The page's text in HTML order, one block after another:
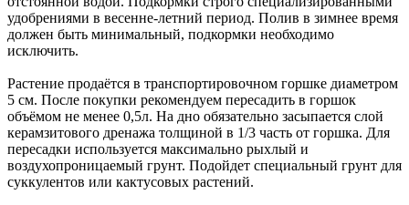
удобрениями в весенне-летний период. Полив в зимнее время
должен быть минимальный, подкормки необходимо
исключить.
Растение продаётся в транспортировочном горшке диаметром
5 см. После покупки рекомендуем пересадить в горшок
объёмом не менее 0,5л. На дно обязательно засыпается слой
керамзитового дренажа толщиной в 1/3 часть от горшка. Для
пересадки используется максимально рыхлый и
воздухопроницаемый грунт. Подойдет специальный грунт для
суккулентов или кактусовых растений.